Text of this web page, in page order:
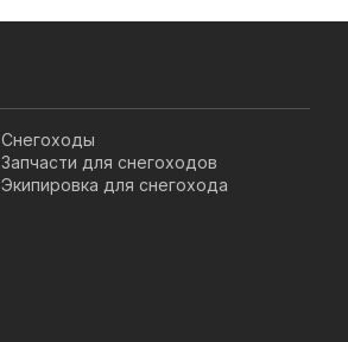
Снегоходы
Запчасти для снегоходов
Экипировка для снегохода